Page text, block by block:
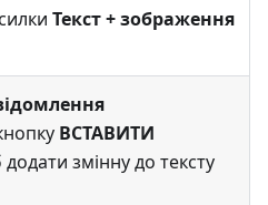
Текст + зображення
ВСТАВИТИ
змінну до тексту